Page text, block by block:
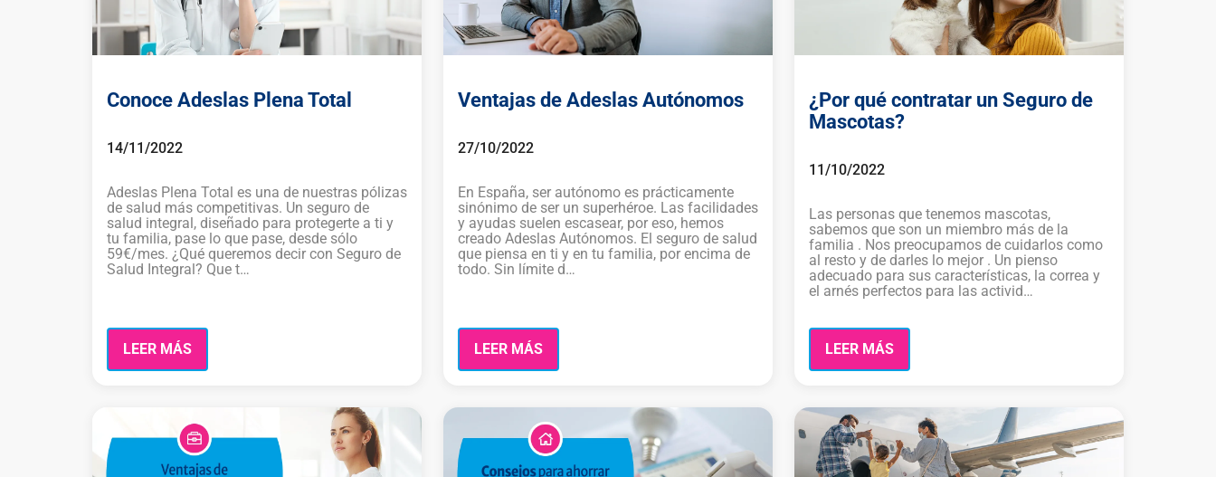
Conoce Adeslas Plena Total
14/11/2022
Adeslas Plena Total es una de nuestras pólizas
de salud más competitivas. Un seguro de
salud integral, diseñado para protegerte a ti y
tu familia, pase lo que pase, desde sólo
59€/mes. ¿Qué queremos decir con Seguro de
Salud Integral? Que t…
LEER MÁS
Ventajas de Adeslas Autónomos
27/10/2022
En España, ser autónomo es prácticamente
sinónimo de ser un superhéroe. Las facilidades
y ayudas suelen escasear, por eso, hemos
creado Adeslas Autónomos. El seguro de salud
que piensa en ti y en tu familia, por encima de
todo. Sin límite d…
LEER MÁS
¿Por qué contratar un Seguro de
Mascotas?
11/10/2022
Las personas que tenemos mascotas,
sabemos que son un miembro más de la
familia . Nos preocupamos de cuidarlos como
al resto y de darles lo mejor . Un pienso
adecuado para sus características, la correa y
el arnés perfectos para las activid…
LEER MÁS